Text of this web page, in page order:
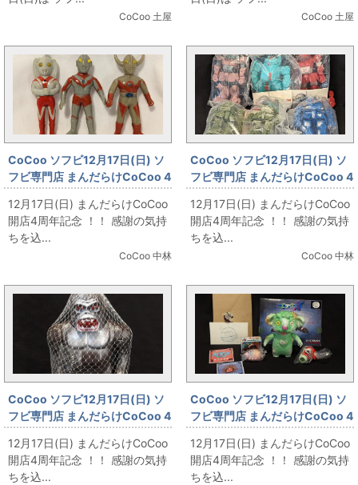
CoCoo 土屋 CoCoo 土屋
CoCoo ソフビ12月17日(日) ソ
フビ専門店 まんだらけCoCoo 4
周年記念 「ブルマァク ウルトラ
ミニソフビ集合！」
12月17日(日) まんだらけCoCoo
開店4周年記念 ！！ 感謝の気持
ちを込...
CoCoo 中林
CoCoo ソフビ12月17日(日) ソ
フビ専門店 まんだらけCoCoo 4
周年記念 「坂本商店＆電人 ボト
ムズシリーズ大集合！」
12月17日(日) まんだらけCoCoo
開店4周年記念 ！！ 感謝の気持
ちを込...
CoCoo 中林
CoCoo ソフビ12月17日(日) ソ
フビ専門店 まんだらけCoCoo 4
周年記念 「HS ゴリラ獣(1期/焦
茶成型×銀/原住民付)」
12月17日(日) まんだらけCoCoo
開店4周年記念 ！！ 感謝の気持
ちを込...
CoCoo ソフビ12月17日(日) ソ
フビ専門店 まんだらけCoCoo 4
周年記念 「よいこおもちゃ エッ
クスX(置き去りにされたおもち
ゃ)」
12月17日(日) まんだらけCoCoo
開店4周年記念 ！！ 感謝の気持
ちを込...